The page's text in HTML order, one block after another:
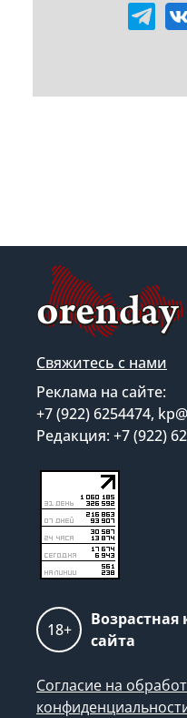
Свяжитесь с нами
Реклама на сайте:
+7 (922) 6254474,
Редакция: +7 (922)
18+
Возрастная
сайта
Согласие на